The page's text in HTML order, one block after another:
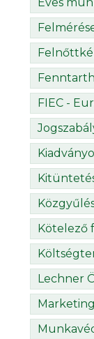
FIEC -
Kötelező
Lechner